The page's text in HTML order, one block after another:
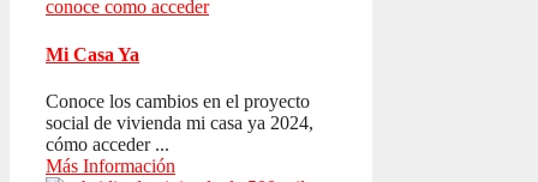
Mi Casa Ya
Conoce los cambios en el proyecto
social de vivienda mi casa ya 2024,
cómo acceder ...
Más Información